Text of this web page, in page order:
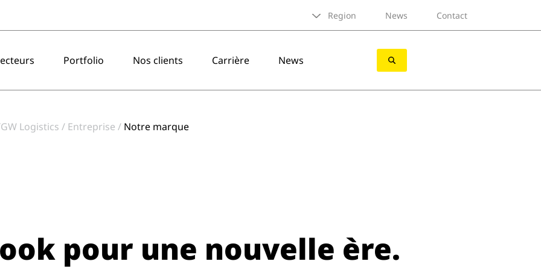
Region News Contact
Portfolio Nos clients Carrière News
Logistics Entreprise Notre marque
pour une nouvelle ère.